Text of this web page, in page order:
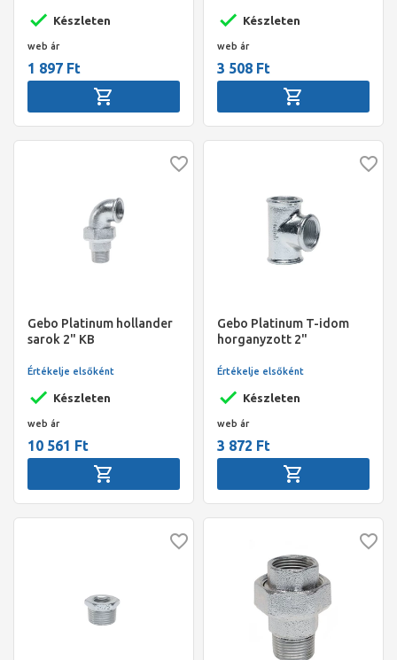
Készleten
web ár
1 897 Ft
Készleten
web ár
3 508 Ft
Gebo Platinum hollander
sarok 2" KB
Készleten
Értékelje elsőként
web ár
10 561 Ft
Gebo Platinum T-idom
horganyzott 2"
Készleten
Értékelje elsőként
web ár
3 872 Ft